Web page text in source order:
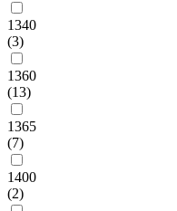
1340
(3)
1360
(13)
1365
(7)
1400
(2)